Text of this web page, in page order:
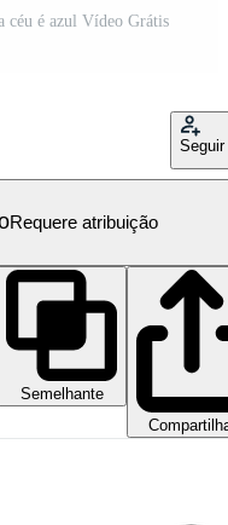
céu é azul Vídeo Grátis
Seguir
Requere atribuição
Semelhante